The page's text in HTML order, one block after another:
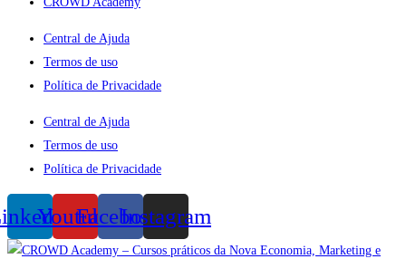
Central de Ajuda
Termos de uso
Política de Privacidade
Central de Ajuda
Termos de uso
Política de Privacidade
YoutubeFacebookInstagram